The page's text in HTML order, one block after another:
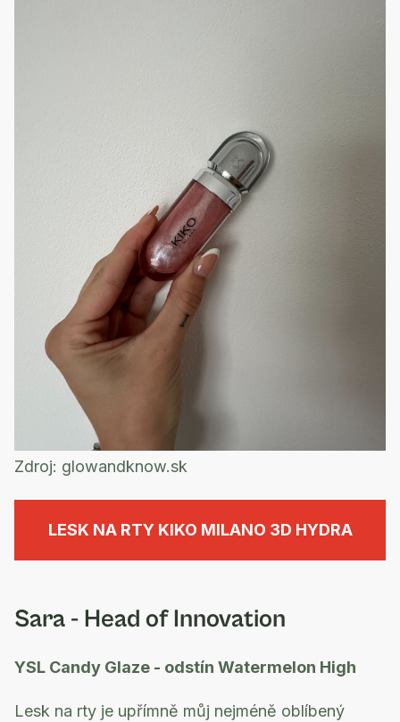
Zdroj: glowandknow.sk
LESK NA RTY KIKO MILANO 3D HYDRA
Sara - Head of Innovation
YSL Candy Glaze - odstín Watermelon High
Lesk na rty je upřímně můj nejméně oblíbený